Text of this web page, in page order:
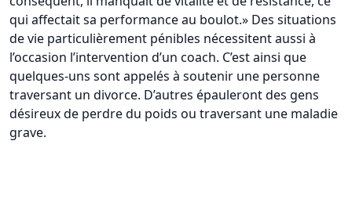
qui affectait sa performance au boulot.» Des situations
de vie particulièrement pénibles nécessitent aussi à
l’occasion l’intervention d’un coach. C’est ainsi que
quelques-uns sont appelés à soutenir une personne
traversant un divorce. D’autres épauleront des gens
désireux de perdre du poids ou traversant une maladie
grave.